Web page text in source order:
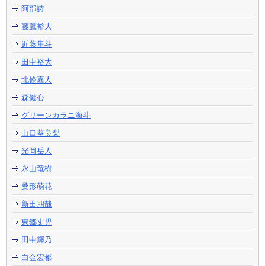
阿部詩
藤鷹裕大
近藤隼斗
田中裕大
北條嘉人
森健心
グリーンカラニ海斗
山口葵良梨
光岡岳人
永山竜樹
桑形萌花
新田朋哉
東郷丈児
田中輝乃
白金宏都